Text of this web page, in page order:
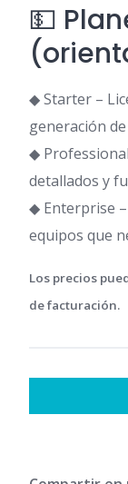
💵
◆ Starter –
generación
◆
detallados y
◆ Enterprise
equipos que
Los precios
de facturación.